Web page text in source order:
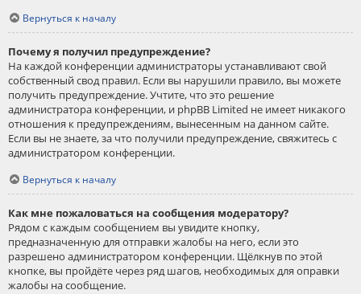
Вернуться к началу
Почему я получил предупреждение?
На каждой конференции администраторы устанавливают свой
собственный свод правил. Если вы нарушили правило, вы можете
получить предупреждение. Учтите, что это решение
администратора конференции, и phpBB Limited не имеет никакого
отношения к предупреждениям, вынесенным на данном сайте.
Если вы не знаете, за что получили предупреждение, свяжитесь с
администратором конференции.
Вернуться к началу
Как мне пожаловаться на сообщения модератору?
Рядом с каждым сообщением вы увидите кнопку,
предназначенную для отправки жалобы на него, если это
разрешено администратором конференции. Щёлкнув по этой
кнопке, вы пройдёте через ряд шагов, необходимых для оправки
жалобы на сообщение.